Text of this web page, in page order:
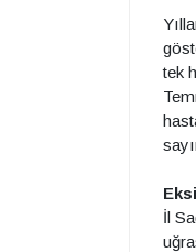
tek
İl